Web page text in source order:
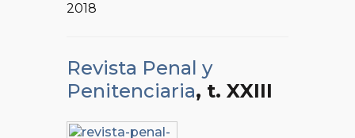
2018
Revista Penal y
Penitenciaria, t. XXIII